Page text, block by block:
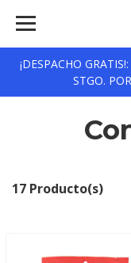
¡DESPACHO
STGO.
17 Producto(s)